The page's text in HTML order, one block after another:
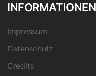
INFORMATIONEN
Impressum
Datenschutz
Credits